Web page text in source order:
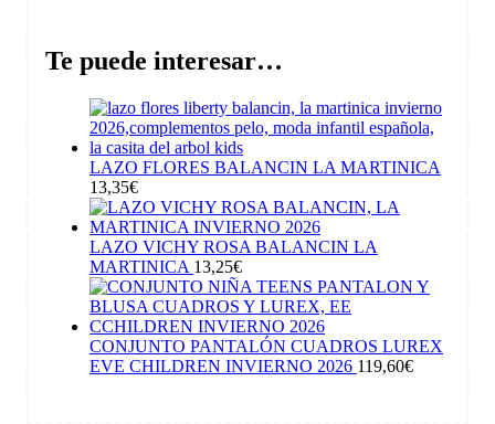
Te puede interesar…
LAZO FLORES BALANCIN LA MARTINICA
13,35€
LAZO VICHY ROSA BALANCIN LA
MARTINICA 13,25€
CONJUNTO PANTALÓN CUADROS LUREX
EVE CHILDREN INVIERNO 2026 119,60€